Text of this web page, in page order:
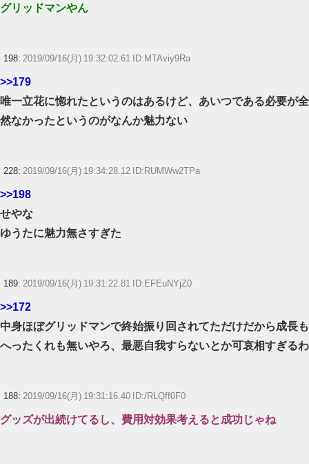
グリッドマンやん
198: 2019/09/16(月) 19:32:02.61 ID:MTAviy9Ra
>>179
唯一立花に惚れたというのはあるけど、あいつである必要が全
然なかったというのがなんか魅力ない
228: 2019/09/16(月) 19:34:28.12 ID:RUMWw2TPa
>>198
せやな
ゆうたに魅力無さすぎた
189: 2019/09/16(月) 19:31:22.81 ID:EFEuNYjZ0
>>172
中身ほぼグリッドマンで終始振り回されてただけだから成長も
へったくれも無いやろ、最悪自我すらないとか可哀相すぎるわ
188: 2019/09/16(月) 19:31:16.40 ID:/RLQff0F0
グッズが出続けてるし、費用対効果考えると成功じゃね